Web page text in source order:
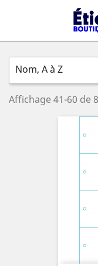
Nom, A à Z
Affichage 41-60 de